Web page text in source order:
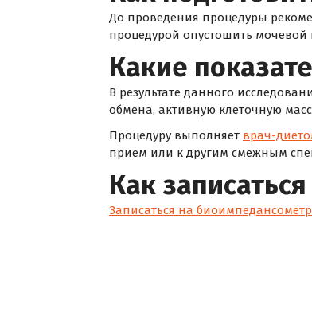
До проведения процедуры
процедурой опустошить мочевой
Какие
В результате данного
обмена, активную клеточную
Процедуру выполняет врач-
прием или к другим смежным
Как
Записаться на